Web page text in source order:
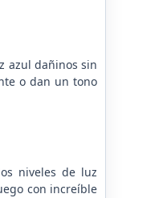
azul dañinos sin
o dan un tono
niveles de luz
con increíble